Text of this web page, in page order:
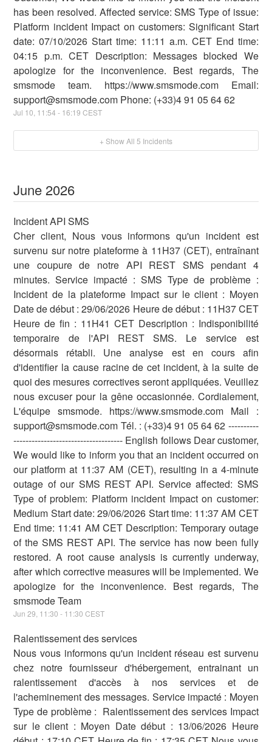
has been resolved. Affected service: SMS Type of issue:
Platform incident Impact on customers: Significant Start
date: 07/10/2026 Start time: 11:11 a.m. CET End time:
04:15 p.m. CET Description: Messages blocked We
apologize for the inconvenience. Best regards, The
smsmode team. https://www.smsmode.com Email:
support@smsmode.com Phone: (+33)4 91 05 64 62
Jul 10 11:54 - 16:19 CEST
+ Show All 5 Incidents
June 2026
Incident API SMS
Cher client, Nous vous informons qu'un incident est
survenu sur notre plateforme à 11H37 (CET), entraînant
une coupure de notre API REST SMS pendant 4
minutes. Service impacté : SMS Type de problème :
Incident de la plateforme Impact sur le client : Moyen
Date de début : 29/06/2026 Heure de début : 11H37 CET
Heure de fin : 11H41 CET Description : Indisponibilité
temporaire de l'API REST SMS. Le service est
désormais rétabli. Une analyse est en cours afin
d'identifier la cause racine de cet incident, à la suite de
quoi des mesures correctives seront appliquées. Veuillez
nous excuser pour la gêne occasionnée. Cordialement,
L'équipe smsmode. https://www.smsmode.com Mail :
support@smsmode.com Tél. : (+33)4 91 05 64 62 ----------
------------------------------------ English follows Dear customer,
We would like to inform you that an incident occurred on
our platform at 11:37 AM (CET), resulting in a 4-minute
outage of our SMS REST API. Service affected: SMS
Type of problem: Platform incident Impact on customer:
Medium Start date: 29/06/2026 Start time: 11:37 AM CET
End time: 11:41 AM CET Description: Temporary outage
of the SMS REST API. The service has now been fully
restored. A root cause analysis is currently underway,
after which corrective measures will be implemented. We
apologize for the inconvenience. Best regards, The
smsmode Team
Jun29 11:30 - 11:30 CEST
Ralentissement des services
Nous vous informons qu'un incident réseau est survenu
chez notre fournisseur d'hébergement, entrainant un
ralentissement d'accès à nos services et de
l'acheminement des messages. Service impacté : Moyen
Type de problème : Ralentissement des services Impact
sur le client : Moyen Date début : 13/06/2026 Heure